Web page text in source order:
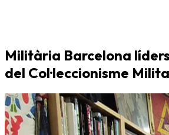
Militària Barcelona
del Col·leccionisme